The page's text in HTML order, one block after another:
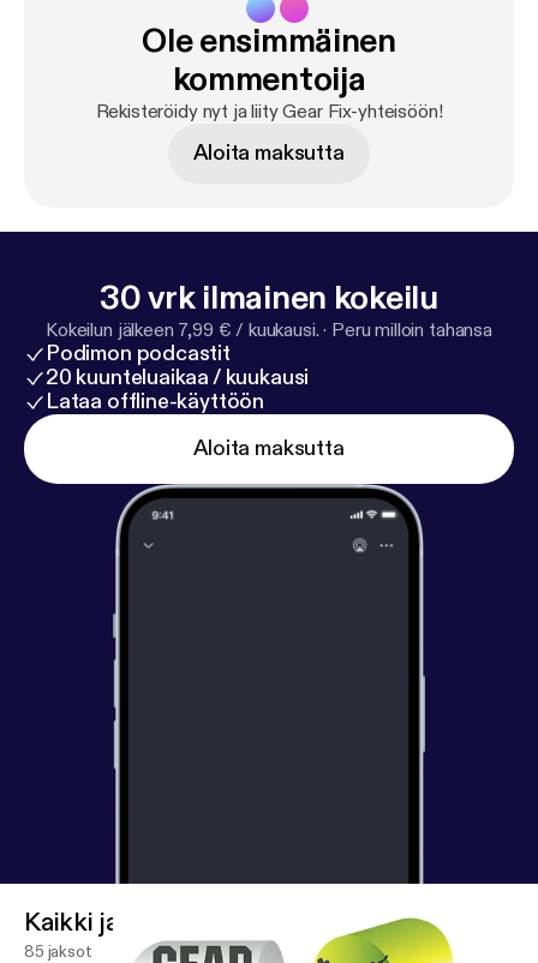
Ole ensimmäinen
kommentoija
Rekisteröidy nyt ja liity Gear Fix-yhteisöön!
Aloita maksutta
30 vrk ilmainen kokeilu
Kokeilun jälkeen 7,99 € / kuukausi. · Peru milloin tahansa
Podimon podcastit
20 kuunteluaikaa / kuukausi
Lataa offline-käyttöön
Aloita maksutta
Kaikki jaksot
85 jaksot